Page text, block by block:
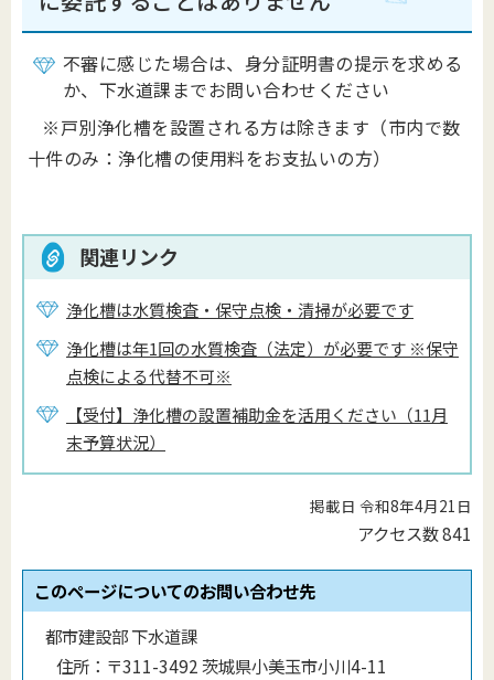
不審に感じた場合は、身分証明書の提示を求める
か、下水道課までお問い合わせください
※戸別浄化槽を設置される方は除きます（市内で数
十件のみ：浄化槽の使用料をお支払いの方）
関連リンク
浄化槽は水質検査・保守点検・清掃が必要です
浄化槽は年1回の水質検査（法定）が必要です ※保守
点検による代替不可※
【受付】浄化槽の設置補助金を活用ください（11月
末予算状況）
掲載日 令和8年4月21日
アクセス数841
このページについてのお問い合わせ先
都市建設部 下水道課
住所： 〒311-3492 茨城県小美玉市小川4-11